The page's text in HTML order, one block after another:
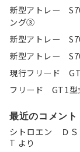
新型アトレー
ング③
新型アトレー
新型アトレー
現行フリード
フリード GT1型
最近のコメント
シトロエン Ｄ
T より